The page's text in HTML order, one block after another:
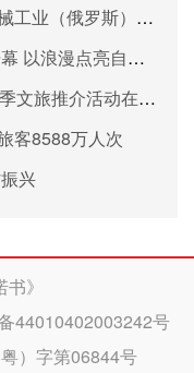
第八届中国消费品和中国机械工业（俄罗斯）品牌展开幕
2025三亚玫瑰文化节盛大开幕 以浪漫点亮自贸港文化新名片
“热雪新疆·燃动丝路”2025冬季文旅推介活动在北京盛大启幕
客8588万人次
兴
》
44010402003242号
）字第06844号